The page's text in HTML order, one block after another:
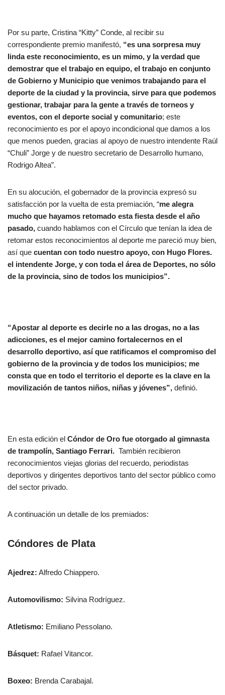
Por su parte, Cristina “Kitty” Conde, al recibir su
correspondiente premio manifestó, “es una sorpresa muy
linda este reconocimiento, es un mimo, y la verdad que
demostrar que el trabajo en equipo, el trabajo en conjunto
de Gobierno y Municipio que venimos trabajando para el
deporte de la ciudad y la provincia, sirve para que podemos
gestionar, trabajar para la gente a través de torneos y
eventos, con el deporte social y comunitario; este
reconocimiento es por el apoyo incondicional que damos a los
que menos pueden, gracias al apoyo de nuestro intendente Raúl
“Chuli” Jorge y de nuestro secretario de Desarrollo humano,
Rodrigo Altea”.
En su alocución, el gobernador de la provincia expresó su
satisfacción por la vuelta de esta premiación, “me alegra
mucho que hayamos retomado esta fiesta desde el año
pasado, cuando hablamos con el Círculo que tenían la idea de
retomar estos reconocimientos al deporte me pareció muy bien,
así que cuentan con todo nuestro apoyo, con Hugo Flores.
el intendente Jorge, y con toda el área de Deportes, no sólo
de la provincia, sino de todos los municipios”.
“Apostar al deporte es decirle no a las drogas, no a las
adicciones, es el mejor camino fortalecernos en el
desarrollo deportivo, así que ratificamos el compromiso del
gobierno de la provincia y de todos los municipios; me
consta que en todo el territorio el deporte es la clave en la
movilización de tantos niños, niñas y jóvenes”, definió.
En esta edición el Cóndor de Oro fue otorgado al gimnasta
de trampolín, Santiago Ferrari. También recibieron
reconocimientos viejas glorias del recuerdo, periodistas
deportivos y dirigentes deportivos tanto del sector público como
del sector privado.
A continuación un detalle de los premiados:
Cóndores de Plata
Ajedrez: Alfredo Chiappero.
Automovilismo: Silvina Rodríguez.
Atletismo: Emiliano Pessolano.
Básquet: Rafael Vitancor.
Boxeo: Brenda Carabajal.